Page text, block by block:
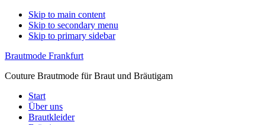
Skip to main content
Skip to secondary menu
Skip to primary sidebar
Brautmode Frankfurt
Couture Brautmode für Braut und Bräutigam
Start
Über uns
Brautkleider